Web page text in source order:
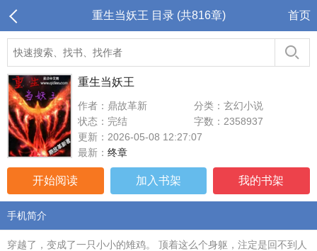
重生当妖王 目录 (共816章) 首页
重生当妖王
作者：鼎故革新
分类：玄幻小说
状态：完结
字数：2358937
更新：2026-05-08 12:27:07
最新： 终章
开始阅读 加入书架 我的书架
手机简介
穿越了，变成了一只小小的雉鸡。 顶着这么个身躯，注定是回不到人